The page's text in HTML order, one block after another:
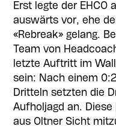
Erst legte der EHCO
auswärts vor, ehe
«Rebreak» gelang.
Team von
letzte Auftritt im
sein: Nach einem
Dritteln setzten die
Aufholjagd an.
aus Oltner Sicht